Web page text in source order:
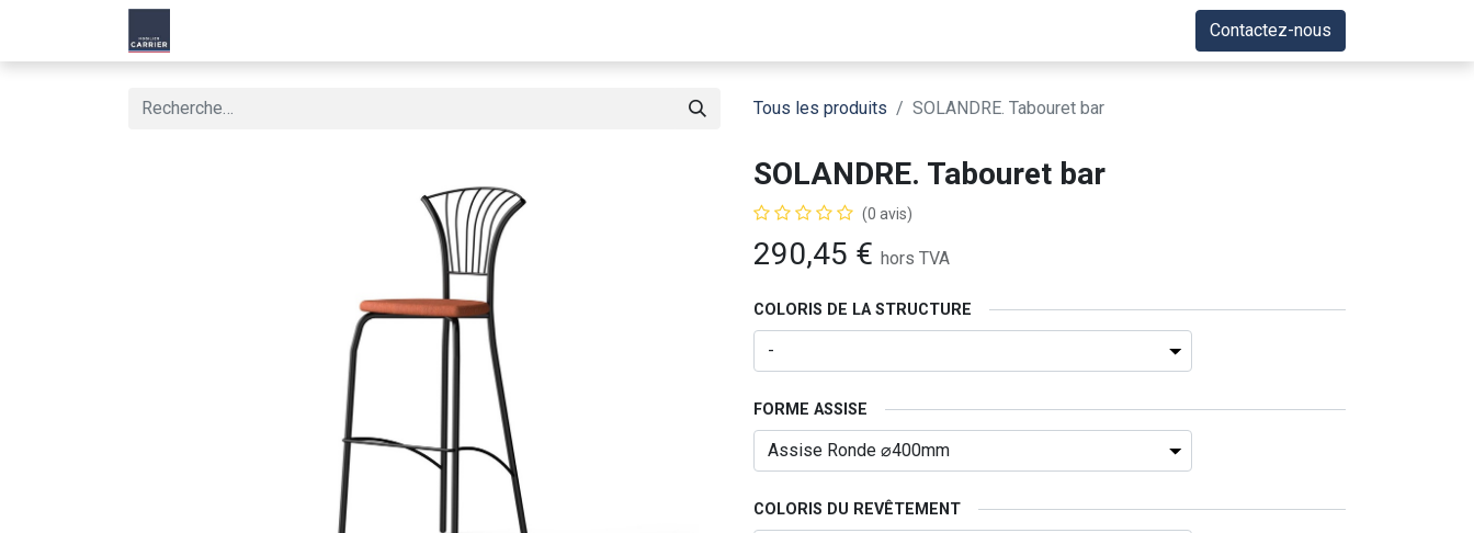
Contactez-nous
Tous les produits SOLANDRE. Tabouret bar
SOLANDRE. Tabouret bar
(0 avis)
290,45 € hors TVA
COLORIS DE LA STRUCTURE
FORME ASSISE
COLORIS DU REVÊTEMENT